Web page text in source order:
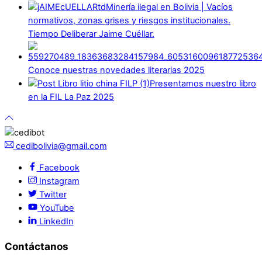
Minería ilegal en Bolivia | Vacíos
normativos, zonas grises y riesgos institucionales.
Tiempo Deliberar Jaime Cuéllar.
Conoce nuestras novedades literarias 2025
Presentamos nuestro libro
en la FIL La Paz 2025
cedibolivia@gmail.com
Facebook
Instagram
Twitter
YouTube
LinkedIn
Contáctanos